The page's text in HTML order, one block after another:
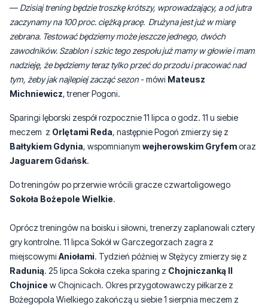
zawodników. Szablon i szkic tego zespołu już mamy w głowie i mam
nadzieję, że będziemy teraz tylko przeć do przodu i pracować nad
tym, żeby jak najlepiej zacząć sezon- mówiMateusz
Michniewicz, trener Pogoni.
Sparingi lęborski zespół rozpocznie 11 lipca o godz. 11 u siebie
meczem z Orlętami Reda
, następnie Pogoń zmierzy się z
Jaguarem Gdańsk.
Do treningów po przerwie wrócili gracze czwartoligowego
Sokoła Bożepole Wielkie
Oprócz treningów na boisku i siłowni, trenerzy zaplanowali cztery
gry kontrolne. 11 lipca Sokół w Garczegorzach zagra z
Radunią. 25 lipca Sokoła czeka sparing zChojniczanką II
Chojnicew Chojnicach. Okres przygotowawczy piłkarze z
Bożegopola Wielkiego zakończą u siebie 1 sierpnia meczem z
Lwem Lębork.
Sezon 2026/2027 w pomorskiej IV lidze wystartuje w weekend 8-9